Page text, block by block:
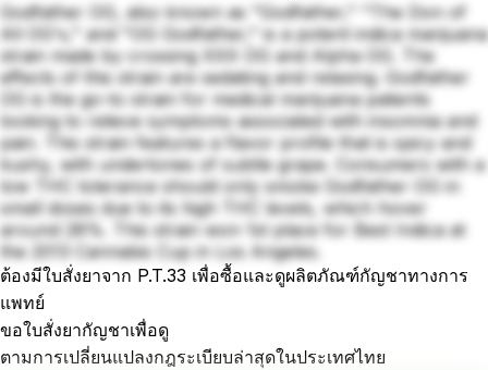
Godfather OG, also known as "Godfather," "The Don of
All OG's," and "OG Godfather," is a potent indica marijuana
strain made by crossing XXX OG and Alpha OG. The
effects of this strain are sedating and relaxing. Godfather
OG is the go-to strain for medical marijuana patients
looking to relieve symptoms associated with insomnia and
pain. This strain features a flavor profile that is spicy and
kushy, with undertones of subtle grape. Consumers with a
low THC tolerance should only smoke Godfather OG in
small doses due to its high THC levels, which hover
around 28%. This strain won 1st place for Best Indica at
the 2013 Cannabis Cup in Los Angeles.
ต้องมีใบสั่งยาจาก P.T.33 เพื่อซื้อและดูผลิตภัณฑ์กัญชาทางการ
แพทย์
ขอใบสั่งยากัญชาเพื่อดู
ตามการเปลี่ยนแปลงกฎระเบียบล่าสุดในประเทศไทย